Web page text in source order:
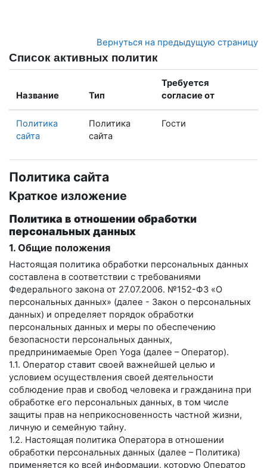
Вернуться на предыдущую страницу
Список активных политик
Название Тип
Требуется
согласие от
Политика
сайта
Политика
сайта
Гости
Политика сайта
Краткое изложение
Политика в отношении обработки
персональных данных
1. Общие положения
Настоящая политика обработки персональных данных
составлена в соответствии с требованиями
Федерального закона от 27.07.2006. №152-ФЗ «О
персональных данных» (далее - Закон о персональных
данных) и определяет порядок обработки
персональных данных и меры по обеспечению
безопасности персональных данных,
предпринимаемые Open Yoga (далее – Оператор).
1.1. Оператор ставит своей важнейшей целью и
условием осуществления своей деятельности
соблюдение прав и свобод человека и гражданина при
обработке его персональных данных, в том числе
защиты прав на неприкосновенность частной жизни,
личную и семейную тайну.
1.2. Настоящая политика Оператора в отношении
обработки персональных данных (далее – Политика)
применяется ко всей информации, которую Оператор